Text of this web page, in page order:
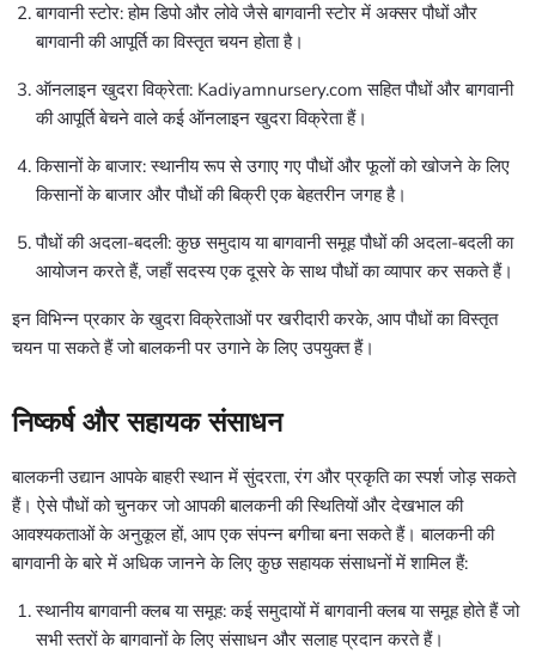
बागवानी स्टोर: होम डिपो और लोवे जैसे बागवानी स्टोर में अक्सर पौधों और
बागवानी की आपूर्ति का विस्तृत चयन होता है।
ऑनलाइन खुदरा विक्रेता: Kadiyamnursery.com सहित पौधों और बागवानी
की आपूर्ति बेचने वाले कई ऑनलाइन खुदरा विक्रेता हैं।
किसानों के बाजार: स्थानीय रूप से उगाए गए पौधों और फूलों को खोजने के लिए
किसानों के बाजार और पौधों की बिक्री एक बेहतरीन जगह है।
पौधों की अदला-बदली: कुछ समुदाय या बागवानी समूह पौधों की अदला-बदली का
आयोजन करते हैं, जहाँ सदस्य एक दूसरे के साथ पौधों का व्यापार कर सकते हैं।
इन विभिन्न प्रकार के खुदरा विक्रेताओं पर खरीदारी करके, आप पौधों का विस्तृत
चयन पा सकते हैं जो बालकनी पर उगाने के लिए उपयुक्त हैं।
निष्कर्ष और सहायक संसाधन
बालकनी उद्यान आपके बाहरी स्थान में सुंदरता, रंग और प्रकृति का स्पर्श जोड़ सकते
हैं। ऐसे पौधों को चुनकर जो आपकी बालकनी की स्थितियों और देखभाल की
आवश्यकताओं के अनुकूल हों, आप एक संपन्न बगीचा बना सकते हैं। बालकनी की
बागवानी के बारे में अधिक जानने के लिए कुछ सहायक संसाधनों में शामिल हैं:
स्थानीय बागवानी क्लब या समूह: कई समुदायों में बागवानी क्लब या समूह होते हैं जो
सभी स्तरों के बागवानों के लिए संसाधन और सलाह प्रदान करते हैं।